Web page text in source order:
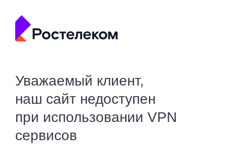
Уважаемый клиент,
наш сайт недоступен
при использовании VPN
сервисов